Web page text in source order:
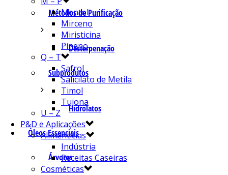
Métodos de Purificação
Desterpenação
Subprodutos
Hidrolatos
Óleos Essenciais
Árvores
Mentol
Mirceno
Miristicina
Pineno
Q – T
Safrol
Salicilato de Metila
Timol
Tujona
U – Z
P&D e Aplicações
Alimentícias
Indústria
Receitas Caseiras
Cosméticas